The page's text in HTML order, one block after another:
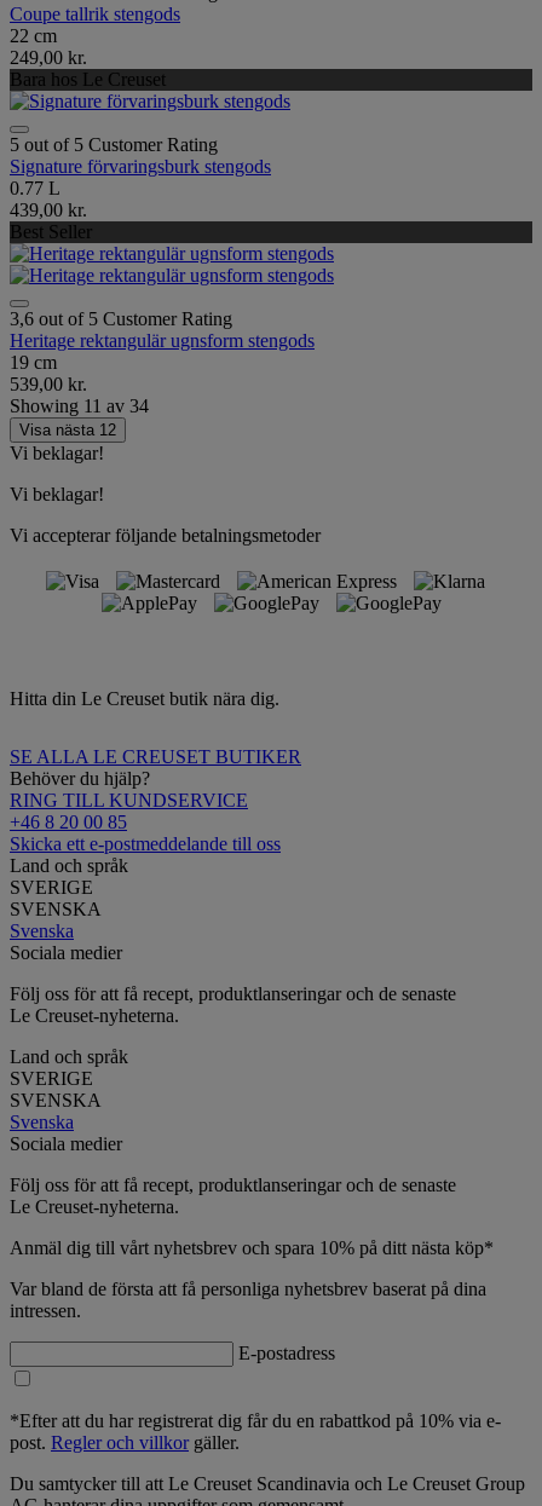
Coupe tallrik stengods
22 cm
249,00 kr.
Bara hos Le Creuset
5 out of 5 Customer Rating
Signature förvaringsburk stengods
0.77 L
439,00 kr.
Best Seller
3,6 out of 5 Customer Rating
Heritage rektangulär ugnsform stengods
19 cm
539,00 kr.
Showing 11 av 34
Visa nästa 12
Vi beklagar!
Vi beklagar!
Vi accepterar följande betalningsmetoder
Hitta din Le Creuset butik nära dig.
SE ALLA LE CREUSET BUTIKER
Behöver du hjälp?
RING TILL KUNDSERVICE
+46 8 20 00 85
Skicka ett e-postmeddelande till oss
Land och språk
SVERIGE
SVENSKA
Svenska
Sociala medier
Följ oss för att få recept, produktlanseringar och de senaste
Le Creuset-nyheterna.
Land och språk
SVERIGE
SVENSKA
Svenska
Sociala medier
Följ oss för att få recept, produktlanseringar och de senaste
Le Creuset-nyheterna.
Anmäl dig till vårt nyhetsbrev och spara 10% på ditt nästa köp*
Var bland de första att få personliga nyhetsbrev baserat på dina
intressen.
E-postadress
*Efter att du har registrerat dig får du en rabattkod på 10% via e-
post. Regler och villkorgäller.
Du samtycker till att Le Creuset Scandinavia och Le Creuset Group